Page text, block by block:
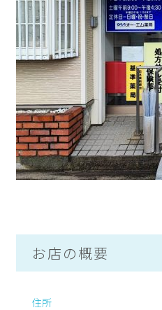
お店の概要
住所